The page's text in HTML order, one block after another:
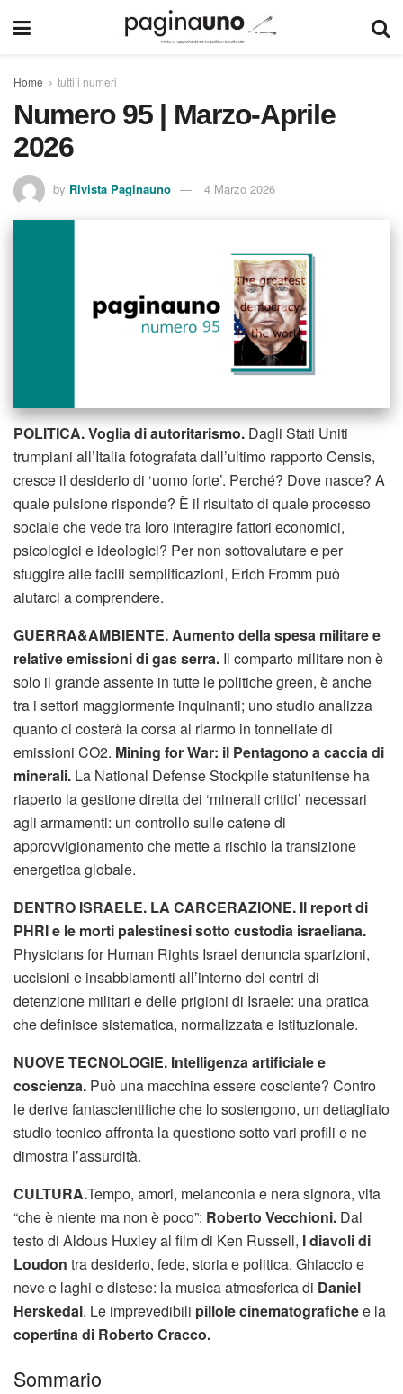
Home tutti i numeri
Numero 95 | Marzo-Aprile
2026
by Rivista Paginauno 4 Marzo 2026
POLITICA.Voglia di autoritarismo. Dagli Stati Uniti
trumpiani all’Italia fotografata dall’ultimo rapporto Censis,
cresce il desiderio di ‘uomo forte’. Perché? Dove nasce? A
quale pulsione risponde? È il risultato di quale processo
sociale che vede tra loro interagire fattori economici,
psicologici e ideologici? Per non sottovalutare e per
sfuggire alle facili semplificazioni, Erich Fromm può
aiutarci a comprendere.
GUERRA&AMBIENTE.Aumento della spesa militare e
relative emissioni di gas serra. Il comparto militare non è
solo il grande assente in tutte le politiche green, è anche
tra i settori maggiormente inquinanti; uno studio analizza
quanto ci costerà la corsa al riarmo in tonnellate di
emissioni CO2. Mining for War: il Pentagono a caccia di
minerali. La National Defense Stockpile statunitense ha
riaperto la gestione diretta dei ‘minerali critici’ necessari
agli armamenti: un controllo sulle catene di
approvvigionamento che mette a rischio la transizione
energetica globale.
DENTRO ISRAELE. LA CARCERAZIONE. Il report di
PHRI e le morti palestinesi sotto custodia israeliana.
Physicians for Human Rights Israel denuncia sparizioni,
uccisioni e insabbiamenti all’interno dei centri di
detenzione militari e delle prigioni di Israele: una pratica
che definisce sistematica, normalizzata e istituzionale.
NUOVE TECNOLOGIE. Intelligenza artificiale e
coscienza. Può una macchina essere cosciente? Contro
le derive fantascientifiche che lo sostengono, un dettagliato
studio tecnico affronta la questione sotto vari profili e ne
dimostra l’assurdità.
CULTURA.Tempo, amori, melanconia e nera signora, vita
“che è niente ma non è poco”: Roberto Vecchioni. Dal
testo di Aldous Huxley al film di Ken Russell, I diavoli di
Loudon tra desiderio, fede, storia e politica. Ghiaccio e
neve e laghi e distese: la musica atmosferica di Daniel
Herskedal. Le imprevedibili pillole cinematografichee la
copertina di Roberto Cracco.
Sommario